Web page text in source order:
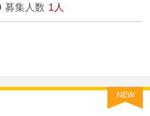
募集人数 1人
NEW